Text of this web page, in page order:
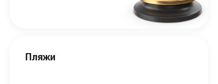
Пляжи